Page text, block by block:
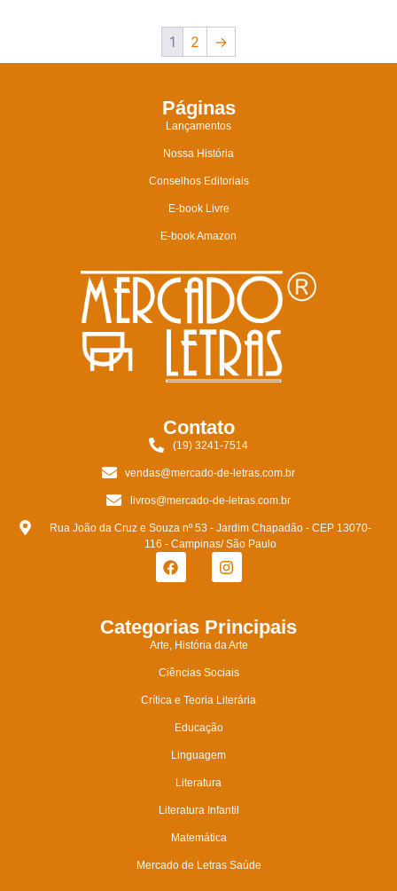
1 2 →
Páginas
Lançamentos
Nossa História
Conselhos Editoriais
E-book Livre
E-book Amazon
Contato
(19) 3241-7514
vendas@mercado-de-letras.com.br
livros@mercado-de-letras.com.br
Rua João da Cruz e Souza nº 53 - Jardim Chapadão - CEP 13070-
116 - Campinas/ São Paulo
Categorias Principais
Arte, História da Arte
Ciências Sociais
Crítica e Teoria Literária
Educação
Linguagem
Literatura
Literatura Infantil
Matemática
Mercado de Letras Saúde